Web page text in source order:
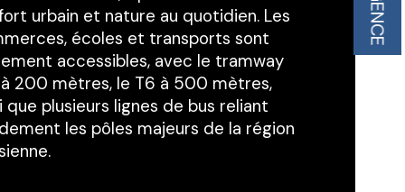
Valeurs
de pièces
urbain et nature au quotidien. Les
écoles et transports sont
accessibles, avec le tramway
à 200 mètres, le T6 à 500 mètres,
que plusieurs lignes de bus reliant
les pôles majeurs de la région